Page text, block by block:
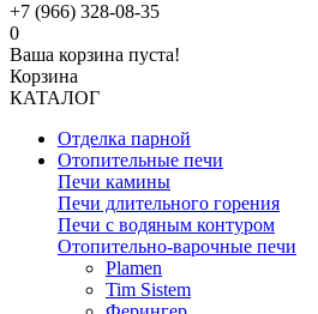
+7 (966) 328-08-35
0
Ваша корзина пуста!
Корзина
КАТАЛОГ
Отделка парной
Отопительные печи
Печи камины
Печи длительного горения
Печи с водяным контуром
Отопительно-варочные печи
Plamen
Tim Sistem